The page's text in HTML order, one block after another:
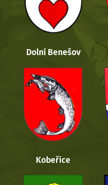
Dolní Benešov
Kobeřice